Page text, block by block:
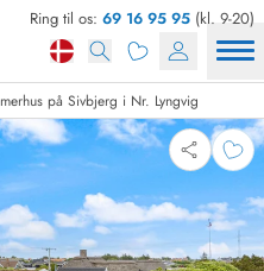
Ring til os: 69 16 95 95 (kl. 9-20)
på Sivbjerg i Nr. Lyngvig